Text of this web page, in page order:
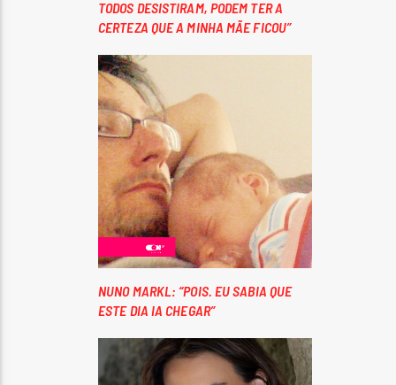
TODOS DESISTIRAM, PODEM TER A
CERTEZA QUE A MINHA MÃE FICOU”
NUNO MARKL: “POIS. EU SABIA QUE
ESTE DIA IA CHEGAR”